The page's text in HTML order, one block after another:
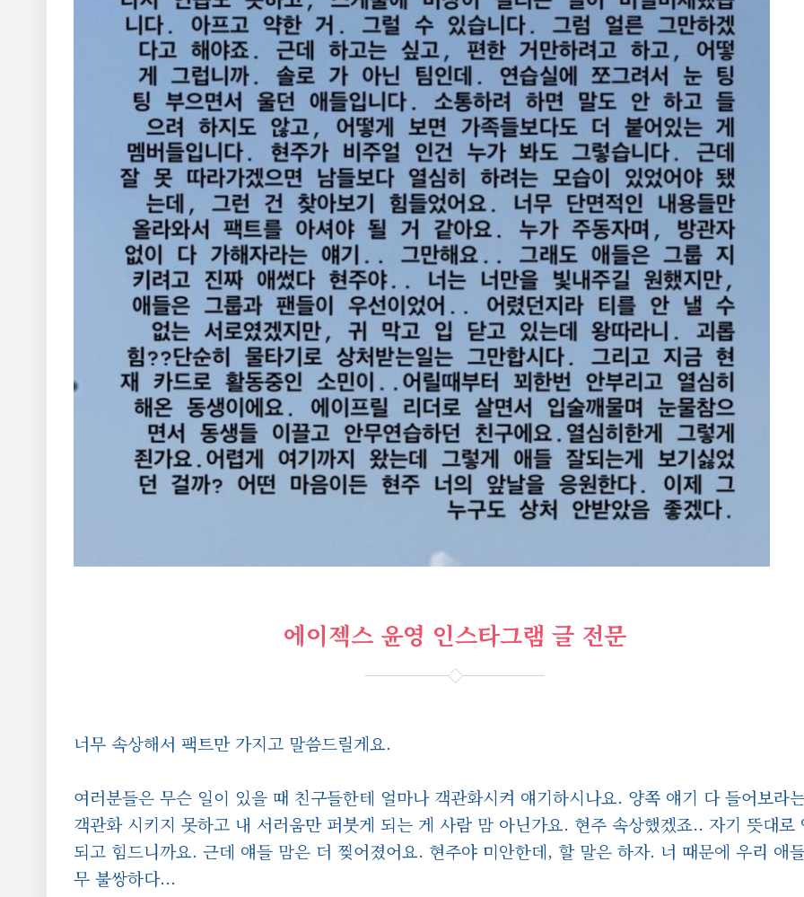
에이젝스 윤영 인스타그램 글 전문
너무 속상해서 팩트만 가지고 말씀드릴게요.
여러분들은 무슨 일이 있을 때 친구들한테 얼마나 객관화시켜 얘기하시나요. 양쪽 얘기 다 들어보라
객관화 시키지 못하고 내 서러움만 퍼붓게 되는 게 사람 맘 아닌가요. 현주 속상했겠죠.. 자기 뜻대로
되고 힘드니까요. 근데 얘들 맘은 더 찢어졌어요. 현주야 미안한데, 할 말은 하자. 너 때문에 우리 애
무 불쌍하다...